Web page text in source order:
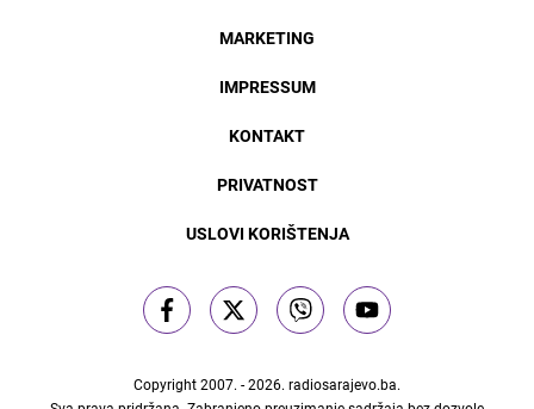
MARKETING
IMPRESSUM
KONTAKT
PRIVATNOST
USLOVI KORIŠTENJA
Copyright 2007. - 2026. radiosarajevo.ba.